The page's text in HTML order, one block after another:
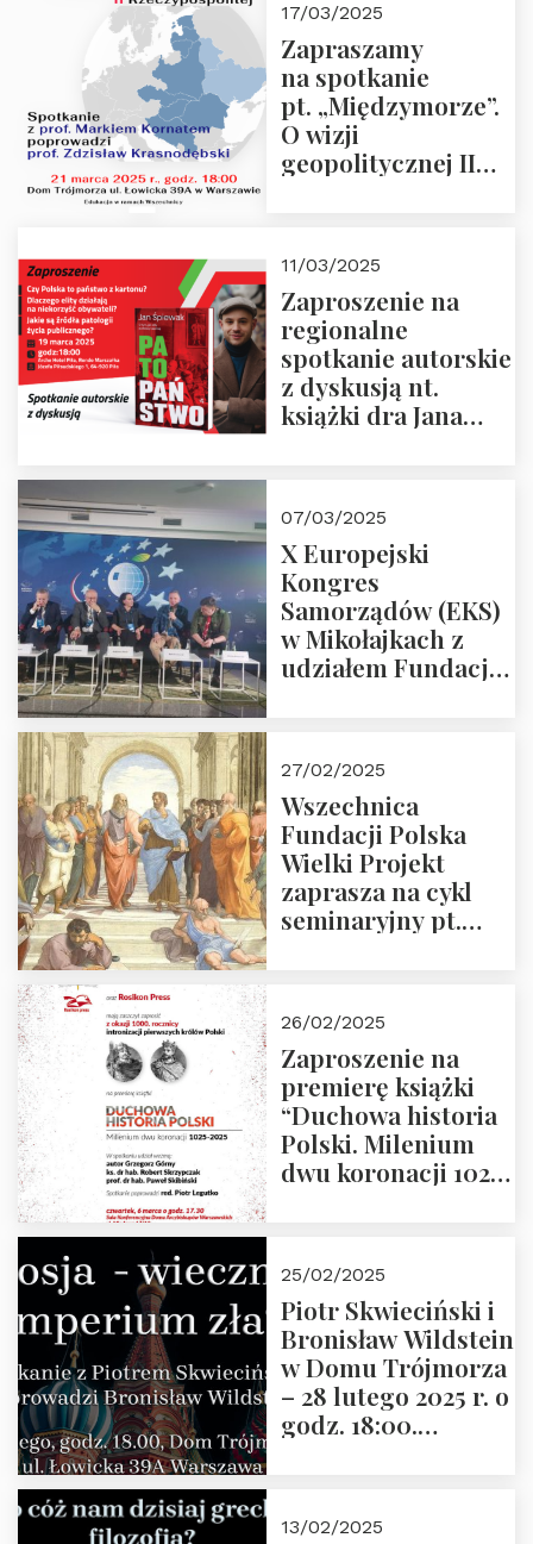
“Rosja-Niemcy…”
17/03/2025
Zapraszamy
na spotkanie
pt. „Międzymorze”.
O wizji
geopolitycznej II
i prof.
Krasnodębski
11/03/2025
Zaproszenie na
regionalne
spotkanie autorskie
z dyskusją nt.
książki dra Jana
07/03/2025
X Europejski
Kongres
Samorządów (EKS)
w Mikołajkach z
udziałem Fundacji
27/02/2025
Wszechnica
Fundacji Polska
Wielki Projekt
zaprasza na cykl
seminaryjny pt.
26/02/2025
Zaproszenie na
premierę książki
“Duchowa historia
Polski. Milenium
dwu koronacji 1025-
2025 r. godz. 17:30,
DAW ul. Miodowa
17/19
25/02/2025
Piotr Skwieciński i
Bronisław Wildstein
w Domu Trójmorza
– 28 lutego 2025 r. o
godz. 18:00.
13/02/2025